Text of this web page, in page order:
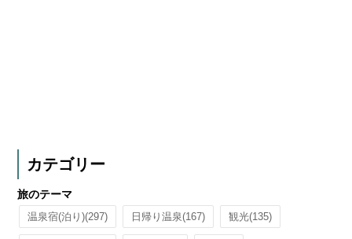
カテゴリー
旅のテーマ
温泉宿(泊り)(297) 日帰り温泉(167) 観光(135)